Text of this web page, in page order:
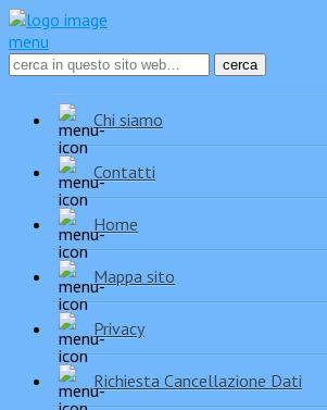
menu
Chi siamo
Contatti
Home
Mappa sito
Privacy
Richiesta Cancellazione Dati